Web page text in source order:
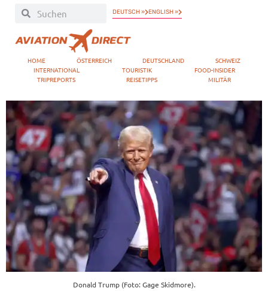
DEUTSCH » ENGLISH »
HOME ÖSTERREICH DEUTSCHLAND
SCHWEIZ
INTERNATIONAL
TOURISTIK
FOOD-INSIDER
TRIPREPORTS
REISETIPPS MILITÄR
Donald Trump (Foto: Gage Skidmore).